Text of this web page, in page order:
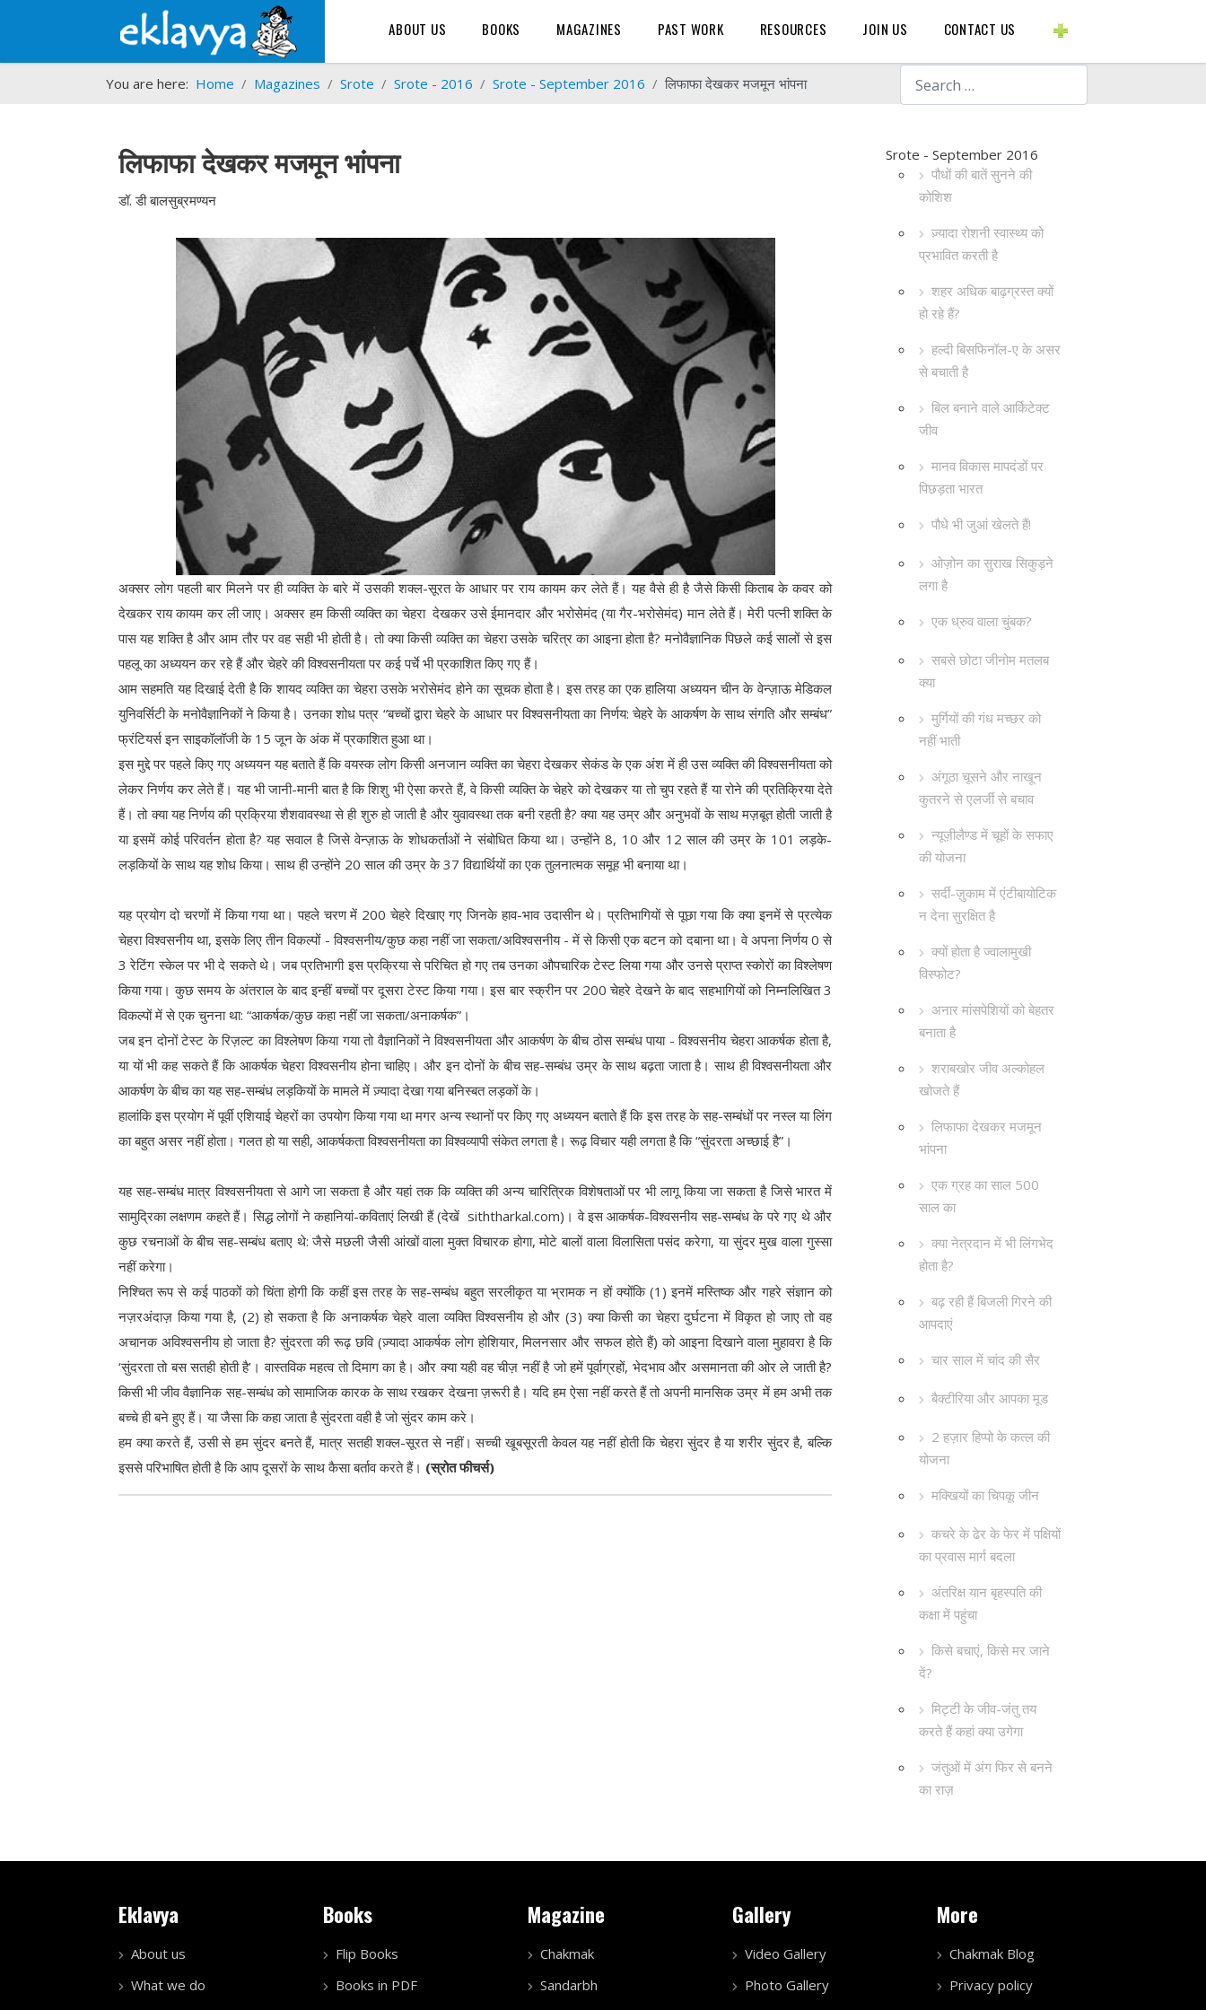
Search
ABOUT US BOOKS MAGAZINES PAST WORK RESOURCES JOIN US CONTACT US
You are here: Home Magazines Srote Srote - 2016 Srote - September 2016 लिफाफा देखकर मजमून भांपना
Srote - September 2016
पौधों की बातें सुनने की
कोशिश
ज़्यादा रोशनी स्वास्थ्य को
प्रभावित करती है
शहर अधिक बाढ़ग्रस्त क्यों
हो रहे हैं?
हल्दी बिसफिनॉल-ए के असर
से बचाती है
बिल बनाने वाले आर्किटेक्ट
जीव
मानव विकास मापदंडों पर
पिछड़ता भारत
पौधे भी जुआं खेलते हैं!
ओज़ोन का सुराख सिकुड़ने
लगा है
एक ध्रुव वाला चुंबक?
सबसे छोटा जीनोम मतलब
क्या
मुर्गियों की गंध मच्छर को
नहीं भाती
अंगूठा चूसने और नाखून
कुतरने से एलर्जी से बचाव
न्यूज़ीलैण्ड में चूहों के सफाए
की योजना
सर्दी-ज़ुकाम में एंटीबायोटिक
न देना सुरक्षित है
क्यों होता है ज्वालामुखी
विस्फोट?
अनार मांसपेशियों को बेहतर
बनाता है
शराबखोर जीव अल्कोहल
खोजते हैं
लिफाफा देखकर मजमून
भांपना
एक ग्रह का साल 500
साल का
क्या नेत्रदान में भी लिंगभेद
होता है?
बढ़ रही हैं बिजली गिरने की
आपदाएं
चार साल में चांद की सैर
बैक्टीरिया और आपका मूड
2 हज़ार हिप्पो के कत्ल की
योजना
मक्खियों का चिपकू जीन
कचरे के ढेर के फेर में पक्षियों
का प्रवास मार्ग बदला
अंतरिक्ष यान बृहस्पति की
कक्षा में पहुंचा
किसे बचाएं, किसे मर जाने
दें?
मिट्टी के जीव-जंतु तय
करते हैं कहां क्या उगेगा
जंतुओं में अंग फिर से बनने
का राज़
लिफाफा देखकर मजमून भांपना
डॉ. डी बालसुब्रमण्यन
अक्सर लोग पहली बार मिलने पर ही व्यक्ति के बारे में उसकी शक्ल-सूरत के आधार पर राय कायम कर लेते हैं। यह वैसे ही है जैसे किसी किताब के कवर को
देखकर राय कायम कर ली जाए। अक्सर हम किसी व्यक्ति का चेहरा देखकर उसे ईमानदार और भरोसेमंद (या गैर-भरोसेमंद) मान लेते हैं। मेरी पत्नी शक्ति के
पास यह शक्ति है और आम तौर पर वह सही भी होती है। तो क्या किसी व्यक्ति का चेहरा उसके चरित्र का आइना होता है? मनोवैज्ञानिक पिछले कई सालों से इस
पहलू का अध्ययन कर रहे हैं और चेहरे की विश्वसनीयता पर कई पर्चे भी प्रकाशित किए गए हैं।
आम सहमति यह दिखाई देती है कि शायद व्यक्ति का चेहरा उसके भरोसेमंद होने का सूचक होता है। इस तरह का एक हालिया अध्ययन चीन के वेन्ज़ाऊ मेडिकल
युनिवर्सिटी के मनोवैज्ञानिकों ने किया है। उनका शोध पत्र “बच्चों द्वारा चेहरे के आधार पर विश्वसनीयता का निर्णय: चेहरे के आकर्षण के साथ संगति और सम्बंध”
फ्रंटियर्स इन साइकॉलॉजी के 15 जून के अंक में प्रकाशित हुआ था।
इस मुद्दे पर पहले किए गए अध्ययन यह बताते हैं कि वयस्क लोग किसी अनजान व्यक्ति का चेहरा देखकर सेकंड के एक अंश में ही उस व्यक्ति की विश्वसनीयता को
लेकर निर्णय कर लेते हैं। यह भी जानी-मानी बात है कि शिशु भी ऐसा करते हैं, वे किसी व्यक्ति के चेहरे को देखकर या तो चुप रहते हैं या रोने की प्रतिक्रिया देते
हैं। तो क्या यह निर्णय की प्रक्रिया शैशवावस्था से ही शुरु हो जाती है और युवावस्था तक बनी रहती है? क्या यह उम्र और अनुभवों के साथ मज़बूत होती जाती है
या इसमें कोई परिवर्तन होता है? यह सवाल है जिसे वेन्ज़ाऊ के शोधकर्ताओं ने संबोधित किया था। उन्होंने 8, 10 और 12 साल की उम्र के 101 लड़के-
लड़कियों के साथ यह शोध किया। साथ ही उन्होंने 20 साल की उम्र के 37 विद्यार्थियों का एक तुलनात्मक समूह भी बनाया था।
यह प्रयोग दो चरणों में किया गया था। पहले चरण में 200 चेहरे दिखाए गए जिनके हाव-भाव उदासीन थे। प्रतिभागियों से पूछा गया कि क्या इनमें से प्रत्येक
चेहरा विश्वसनीय था, इसके लिए तीन विकल्पों - विश्वसनीय/कुछ कहा नहीं जा सकता/अविश्वसनीय - में से किसी एक बटन को दबाना था। वे अपना निर्णय 0 से
3 रेटिंग स्केल पर भी दे सकते थे। जब प्रतिभागी इस प्रक्रिया से परिचित हो गए तब उनका औपचारिक टेस्ट लिया गया और उनसे प्राप्त स्कोरों का विश्लेषण
किया गया। कुछ समय के अंतराल के बाद इन्हीं बच्चों पर दूसरा टेस्ट किया गया। इस बार स्क्रीन पर 200 चेहरे देखने के बाद सहभागियों को निम्नलिखित 3
विकल्पों में से एक चुनना था: “आकर्षक/कुछ कहा नहीं जा सकता/अनाकर्षक”।
जब इन दोनों टेस्ट के रिज़ल्ट का विश्लेषण किया गया तो वैज्ञानिकों ने विश्वसनीयता और आकर्षण के बीच ठोस सम्बंध पाया - विश्वसनीय चेहरा आकर्षक होता है,
या यों भी कह सकते हैं कि आकर्षक चेहरा विश्वसनीय होना चाहिए। और इन दोनों के बीच सह-सम्बंध उम्र के साथ बढ़ता जाता है। साथ ही विश्वसनीयता और
आकर्षण के बीच का यह सह-सम्बंध लड़कियों के मामले में ज़्यादा देखा गया बनिस्बत लड़कों के।
हालांकि इस प्रयोग में पूर्वी एशियाई चेहरों का उपयोग किया गया था मगर अन्य स्थानों पर किए गए अध्ययन बताते हैं कि इस तरह के सह-सम्बंधों पर नस्ल या लिंग
का बहुत असर नहीं होता। गलत हो या सही, आकर्षकता विश्वसनीयता का विश्वव्यापी संकेत लगता है। रूढ़ विचार यही लगता है कि “सुंदरता अच्छाई है”।
यह सह-सम्बंध मात्र विश्वसनीयता से आगे जा सकता है और यहां तक कि व्यक्ति की अन्य चारित्रिक विशेषताओं पर भी लागू किया जा सकता है जिसे भारत में
सामुद्रिका लक्षणम कहते हैं। सिद्ध लोगों ने कहानियां-कविताएं लिखी हैं (देखें siththarkal.com)। वे इस आकर्षक-विश्वसनीय सह-सम्बंध के परे गए थे और
कुछ रचनाओं के बीच सह-सम्बंध बताए थे: जैसे मछली जैसी आंखों वाला मुक्त विचारक होगा, मोटे बालों वाला विलासिता पसंद करेगा, या सुंदर मुख वाला गुस्सा
नहीं करेगा।
निश्चित रूप से कई पाठकों को चिंता होगी कि कहीं इस तरह के सह-सम्बंध बहुत सरलीकृत या भ्रामक न हों क्योंकि (1) इनमें मस्तिष्क और गहरे संज्ञान को
नज़रअंदाज़ किया गया है, (2) हो सकता है कि अनाकर्षक चेहरे वाला व्यक्ति विश्वसनीय हो और (3) क्या किसी का चेहरा दुर्घटना में विकृत हो जाए तो वह
अचानक अविश्वसनीय हो जाता है? सुंदरता की रूढ़ छवि (ज़्यादा आकर्षक लोग होशियार, मिलनसार और सफल होते हैं) को आइना दिखाने वाला मुहावरा है कि
‘सुंदरता तो बस सतही होती है’। वास्तविक महत्व तो दिमाग का है। और क्या यही वह चीज़ नहीं है जो हमें पूर्वाग्रहों, भेदभाव और असमानता की ओर ले जाती है?
किसी भी जीव वैज्ञानिक सह-सम्बंध को सामाजिक कारक के साथ रखकर देखना ज़रूरी है। यदि हम ऐसा नहीं करते हैं तो अपनी मानसिक उम्र में हम अभी तक
बच्चे ही बने हुए हैं। या जैसा कि कहा जाता है सुंदरता वही है जो सुंदर काम करे।
हम क्या करते हैं, उसी से हम सुंदर बनते हैं, मात्र सतही शक्ल-सूरत से नहीं। सच्ची खूबसूरती केवल यह नहीं होती कि चेहरा सुंदर है या शरीर सुंदर है, बल्कि
इससे परिभाषित होती है कि आप दूसरों के साथ कैसा बर्ताव करते हैं। (स्रोत फीचर्स)
Eklavya
About us
What we do
Books
Flip Books
Books in PDF
Magazine
Chakmak
Sandarbh
Gallery
Video Gallery
Photo Gallery
More
Chakmak Blog
Privacy policy